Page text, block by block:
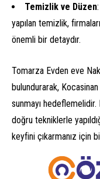
Temizlik ve Düzen
yapılan temizlik,
önemli bir detaydır.
Tomarza Evden eve
bulundurarak,
sunmayı hedeflemelidir.
doğru tekniklerle
keyfini çıkarmanız için